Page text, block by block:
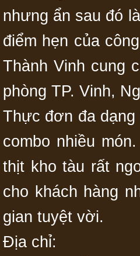
nhưng ẩn sau đó
điểm hẹn của
Thành Vinh cung
phòng TP. Vinh,
Thực đơn đa
combo nhiều
thịt kho tàu rất
cho khách hàng
gian tuyệt vời.
Địa chỉ: